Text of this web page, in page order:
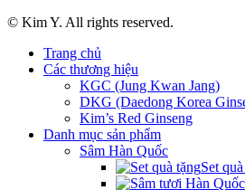
© Kim Y. All rights reserved.
Trang chủ
Các thương hiệu
KGC (Jung Kwan Jang)
DKG (Daedong Korea
Kim’s Red Ginseng
Danh mục sản phẩm
Sâm Hàn Quốc
Set